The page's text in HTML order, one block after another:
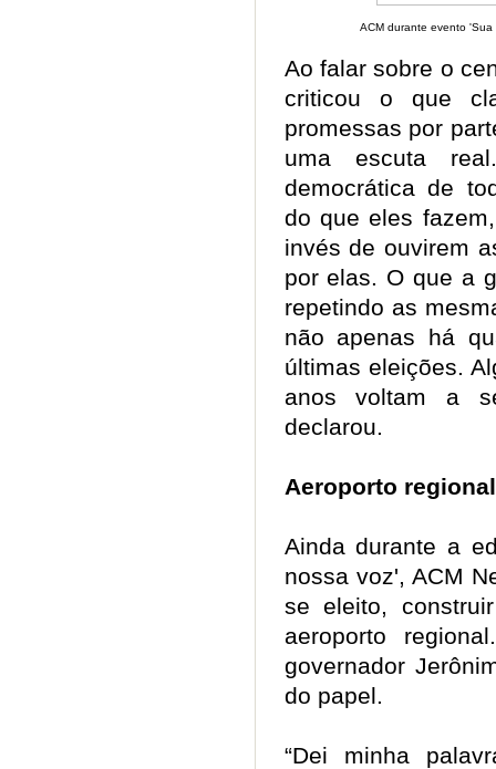
ACM durante evento
Ao falar sobre o
criticou o que
promessas por
uma escuta
democrática de
do que eles
invés de ouvirem
por elas. O que a
repetindo as
não apenas há
últimas eleições.
anos voltam a
declarou.
Aeroporto
Ainda durante a
nossa voz', ACM
se eleito,
aeroporto
governador
do papel.
“Dei minha